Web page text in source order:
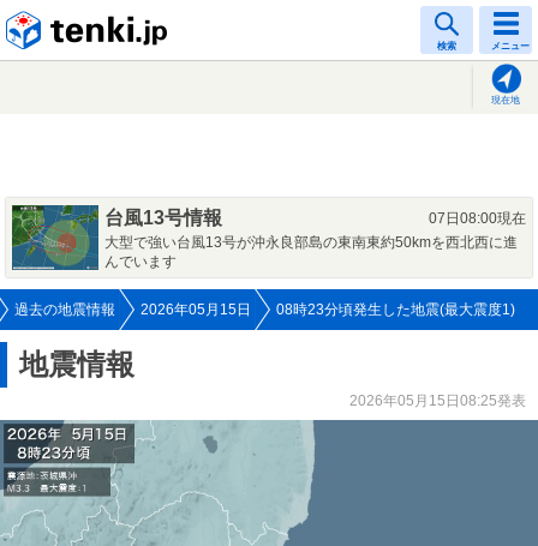
検索 メニュー
現在地
台風13号情報
07日08:00現在
大型で強い台風13号が沖永良部島の東南東約50kmを西北西に進
んでいます
過去の地震情報 2026年05月15日 08時23分頃発生した地震(最大震度1)
地震情報
2026年05月15日08:25発表